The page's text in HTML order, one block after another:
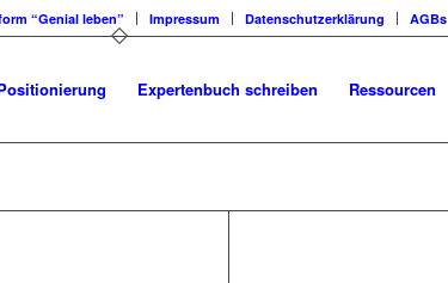
“Genial leben” Impressum Datenschutzerklärung AGBs
Expertenbuch schreiben Ressourcen